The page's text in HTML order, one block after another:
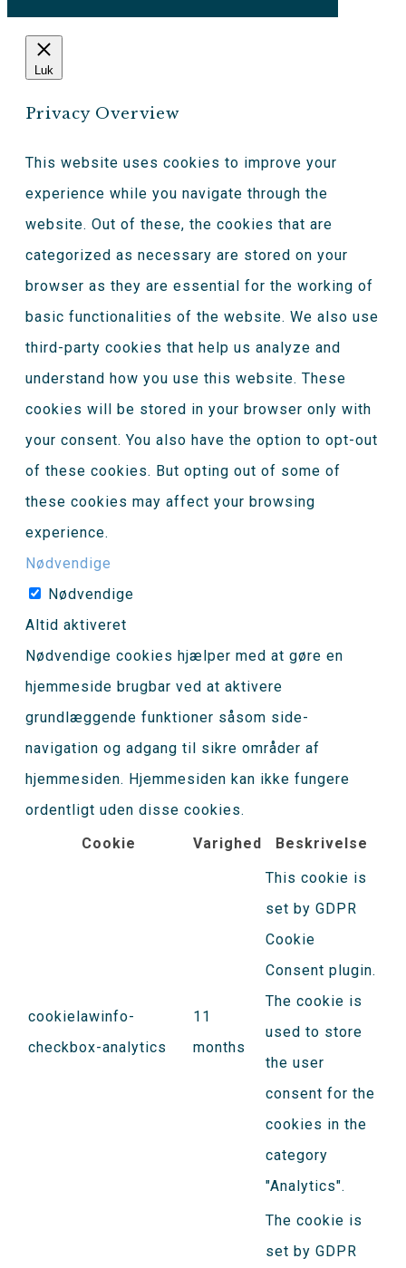
Luk
Privacy Overview
This website uses cookies to improve your
experience while you navigate through the
website. Out of these, the cookies that are
categorized as necessary are stored on your
browser as they are essential for the working of
basic functionalities of the website. We also use
third-party cookies that help us analyze and
understand how you use this website. These
cookies will be stored in your browser only with
your consent. You also have the option to opt-out
of these cookies. But opting out of some of
these cookies may affect your browsing
experience.
Nødvendige
Nødvendige
Altid aktiveret
Nødvendige cookies hjælper med at gøre en
hjemmeside brugbar ved at aktivere
grundlæggende funktioner såsom side-
navigation og adgang til sikre områder af
hjemmesiden. Hjemmesiden kan ikke fungere
ordentligt uden disse cookies.
Cookie
Varighed Beskrivelse
cookielawinfo-
checkbox-analytics
11
months
This cookie is
set by GDPR
Cookie
Consent plugin.
The cookie is
used to store
the user
consent for the
cookies in the
category
"Analytics".
The cookie is
set by GDPR